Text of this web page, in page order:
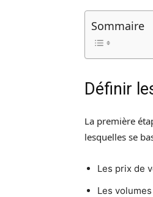
Sommaire
Définir
La première
lesquelles se
Les prix de
Les